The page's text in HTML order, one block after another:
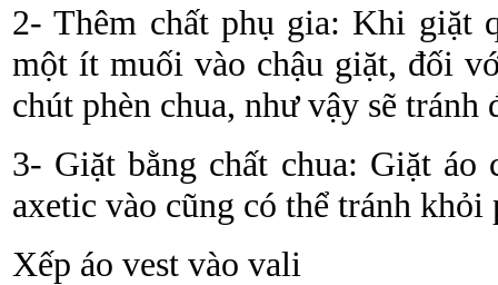
2- Thêm chất phụ gia: Khi giặt
một ít muối vào chậu giặt, đối
chút phèn chua, như vậy sẽ
3- Giặt bằng chất chua: Giặt
axetic vào cũng có thể tránh khỏi
Xếp áo vest vào vali